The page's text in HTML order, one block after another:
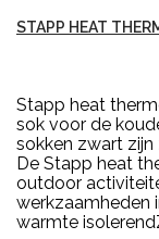
STAPP HEAT
Stapp heat
sok voor de
sokken zwart zijn
De Stapp heat
outdoor
werkzaamheden
warmte